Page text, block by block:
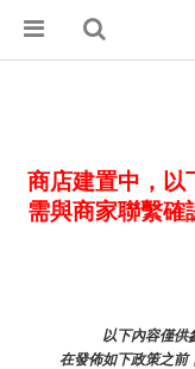
商店建置中，以
需與商家聯繫確
以下內容僅供
在發佈如下政策之前